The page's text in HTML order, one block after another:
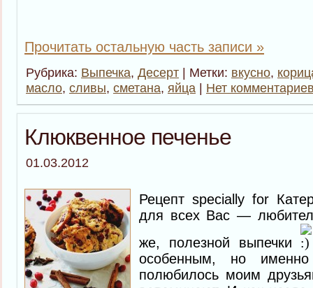
Прочитать остальную часть записи »
Рубрика: Выпечка, Десерт | Метки: вкусно,
масло, сливы, сметана, яйца | Нет
Клюквенное печенье
01.03.2012
Рецепт specially for
для всех Вас —
же, полезной выпечки
особенным, но
полюбилось моим